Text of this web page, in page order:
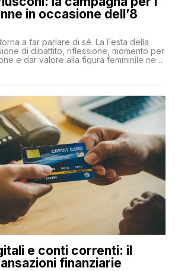
in occasione dell’8
a far parlare di sé. La Festa della
di dibattito, riflessione, momento per
e dar valore alla figura femminile nella
A lanciare un messaggio “forte e
e conti correnti: il
finanziarie